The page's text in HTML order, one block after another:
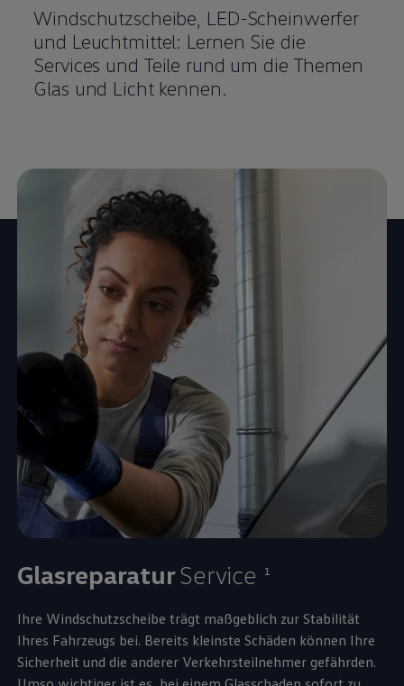
Windschutzscheibe, LED-Scheinwerfer
und Leuchtmittel: Lernen Sie die
Services und Teile rund um die Themen
Glas und Licht kennen.
GlasreparaturService 1
Ihre Windschutzscheibe trägt maßgeblich zur Stabilität
Ihres Fahrzeugs bei. Bereits kleinste Schäden können Ihre
Sicherheit und die anderer Verkehrsteilnehmer gefährden.